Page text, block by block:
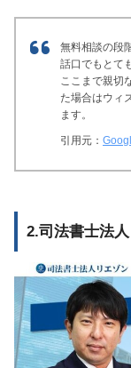
無料相談の段
話口でもとて
ここまで親切
た場合はウィ
ます。
引用元：
2.司法書士法